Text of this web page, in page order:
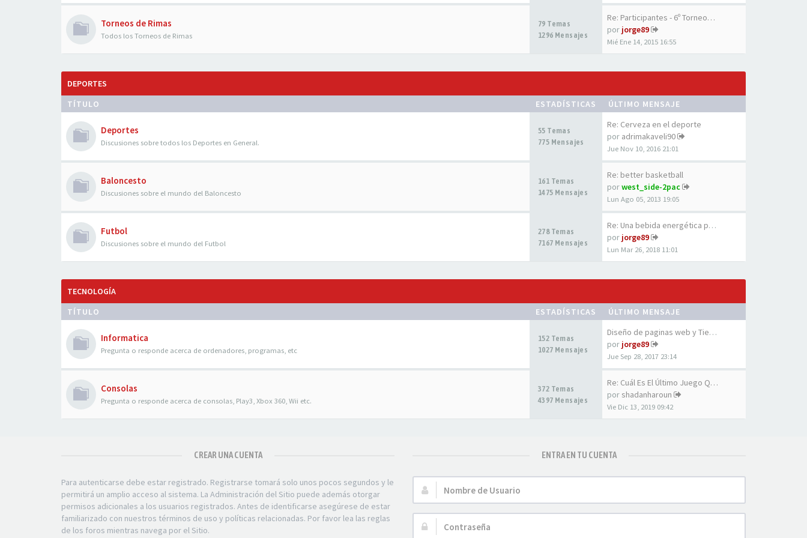
Torneos de Rimas
Todos los Torneos de Rimas
79 Temas
1296 Mensajes
Re: Participantes - 6º Torneo…
por jorge89
Mié Ene 14, 2015 16:55
DEPORTES
TÍTULO
ESTADÍSTICAS ÚLTIMO MENSAJE
Deportes
Discusiones sobre todos los Deportes en General.
55 Temas
775 Mensajes
Re: Cerveza en el deporte
por adrimakaveli90
Jue Nov 10, 2016 21:01
Baloncesto
Discusiones sobre el mundo del Baloncesto
161 Temas
1475 Mensajes
Re: better basketball
porwest_side-2pac
Lun Ago 05, 2013 19:05
Futbol
Discusiones sobre el mundo del Futbol
278 Temas
7167 Mensajes
Re: Una bebida energética par…
por jorge89
Lun Mar 26, 2018 11:01
TECNOLOGÍA
TÍTULO
ESTADÍSTICAS ÚLTIMO MENSAJE
Informatica
Pregunta o responde acerca de ordenadores, programas, etc
152 Temas
1027 Mensajes
Diseño de paginas web y Tiend…
por jorge89
Jue Sep 28, 2017 23:14
Consolas
Pregunta o responde acerca de consolas, Play3, Xbox 360, Wii etc.
372 Temas
4397 Mensajes
Re: Cuál Es El Último Juego Q…
por shadanharoun
Vie Dic 13, 2019 09:42
CREAR UNA CUENTA
Para autenticarse debe estar registrado. Registrarse tomará solo unos pocos segundos y le
permitirá un amplio acceso al sistema. La Administración del Sitio puede además otorgar
permisos adicionales a los usuarios registrados. Antes de identificarse asegúrese de estar
familiarizado con nuestros términos de uso y políticas relacionadas. Por favor lea las reglas
de los foros mientras navega por el Sitio.
ENTRA EN TU CUENTA
Nombre
de
Usuario:
Contraseña: